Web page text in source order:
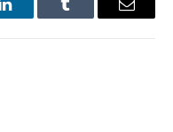
LinkedInTumblr Email